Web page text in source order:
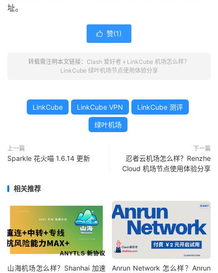
址。
 赞(1)
转载需注明本文链接： Clash 爱好者 » LinkCube 机场怎么样？
LinkCube 绿叶机场节点使用体验分享
LinkCube LinkCube VPN LinkCube 测评
绿叶机场
上一篇
Sparkle 花火喵 1.6.14 更新
下一篇
忍者云机场怎么样？Renzhe
Cloud 机场节点使用体验分享
相关推荐
山海机场怎么样？Shanhai 加速
Anrun Network 怎么样？Anrun